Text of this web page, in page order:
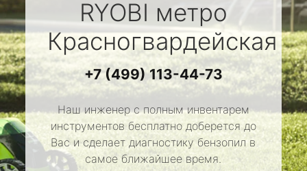
RYOBI метро
Красногвардейская
+7 (499) 113-44-73
Наш инженер с полным инвентарем
инструментов бесплатно доберется до
Вас и сделает диагностику бензопил в
самое ближайшее время.